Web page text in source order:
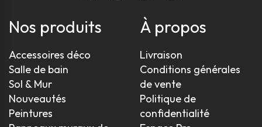
Nos produits
Accessoires déco
Salle de bain
Sol & Mur
Nouveautés
Peintures
À propos
Livraison
Conditions générales
de vente
Politique de
confidentialité